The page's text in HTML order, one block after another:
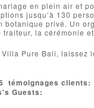
en plein air et
jusqu’à 130
privé. Un
la cérémonie
Pure Bali, laissez
témoignages clients:
Guests: